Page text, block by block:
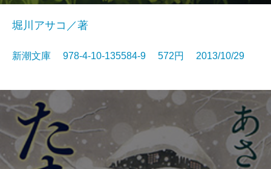
堀川アサコ／著
新潮文庫 978-4-10-135584-9 572円 2013/10/29